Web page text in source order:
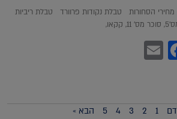
הסחורות טבלת נקודות פרוורד טבלת ריביות
Facebook
1
2
3
4
5 הבא »